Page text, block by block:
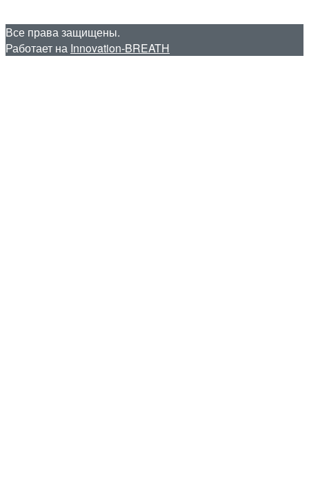
Все права защищены.
Работает на Innovation-BREATH